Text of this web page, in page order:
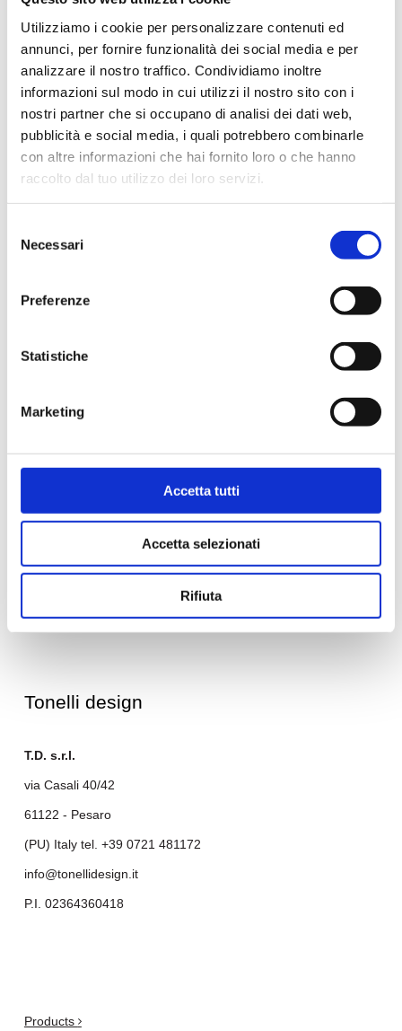
Utilizziamo i cookie per personalizzare contenuti ed
annunci, per fornire funzionalità dei social media e per
analizzare il nostro traffico. Condividiamo inoltre
informazioni sul modo in cui utilizzi il nostro sito con i
nostri partner che si occupano di analisi dei dati web,
pubblicità e social media, i quali potrebbero combinarle
con altre informazioni che hai fornito loro o che hanno
raccolto dal tuo utilizzo dei loro servizi.
delNecessari
Preferenze
Statistiche
Marketing
Accetta tutti
Accetta selezionati
Rifiuta
Consenso
Marketing
I wish to receive information on promotions, products
and services offered by T.D. s.r.l., via Casali 40/42 - 61122 –
Pesaro, and its resellers via electronic communication
devices or telecommunications terminals (e.g. email,
newsletter, sms, telephone)
T.D. s.r.l.
61122 – Pesaro (PU) Italy
P.I. 02364360418
Tonelli design
T.D. s.r.l.
via Casali 40/42
61122 - Pesaro
(PU) Italy tel. +39 0721 481172
info@tonellidesign.it
P.I. 02364360418
Products